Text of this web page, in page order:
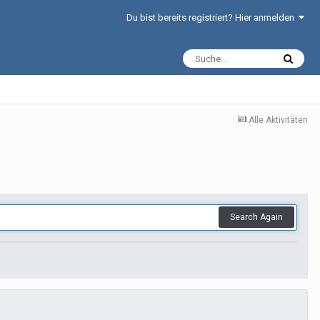
Du bist bereits registriert? Hier anmelden
Alle Aktivitäten
Search Again